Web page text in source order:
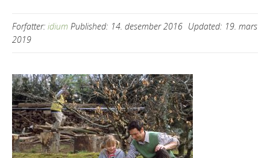
Forfatter: idium Published: 14. desember 2016 Updated: 19. mars
2019